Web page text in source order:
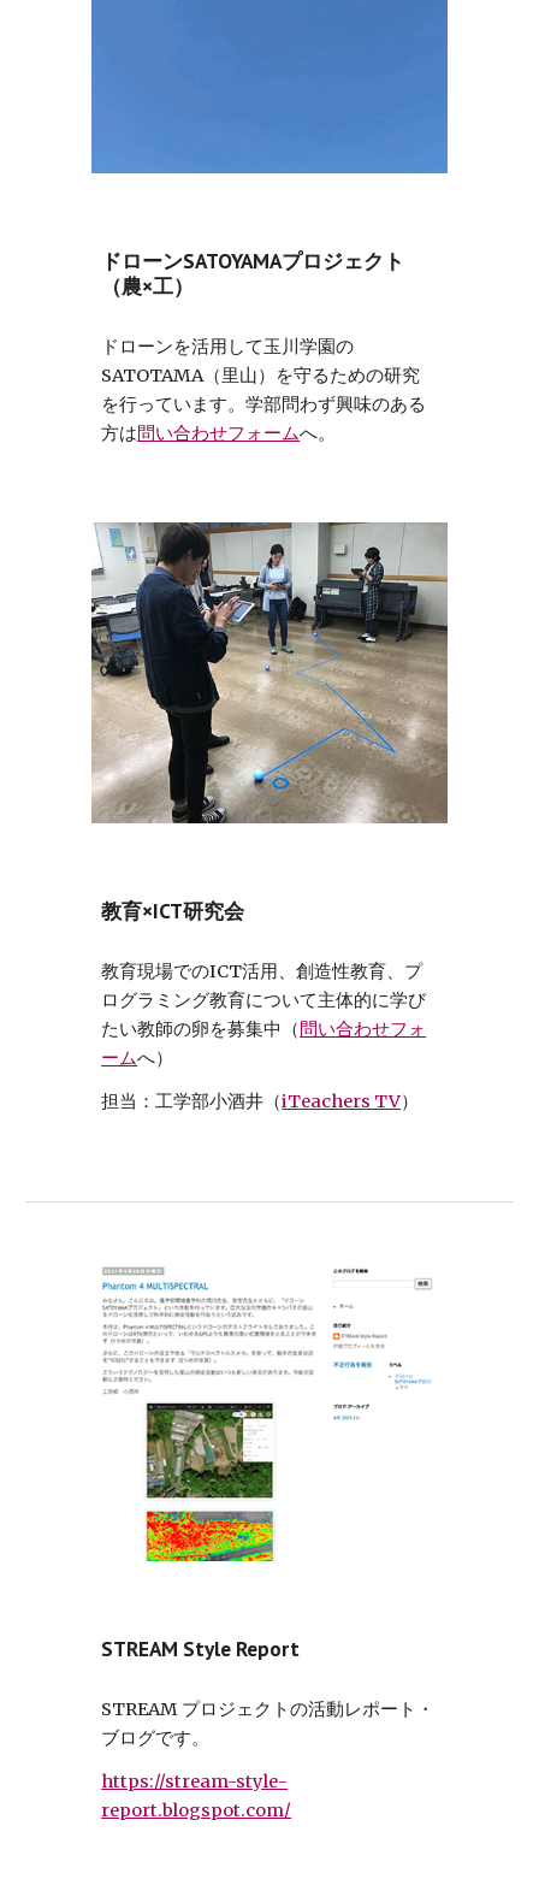
ドローンSATOYAMAプロジェクト
（農×工）
ドローンを活用して玉川学園の
SATOTAMA（里山）を守るための研究
を行っています。学部問わず興味のある
方は問い合わせフォームへ。
教育×ICT研究会
教育現場でのICT活用、創造性教育、プ
ログラミング教育について主体的に学び
たい教師の卵を募集中（問い合わせフォ
ームへ）
担当：工学部小酒井（iTeachers TV）
STREAM Style Report
STREAM プロジェクトの活動レポート・
ブログです。
https://stream-style-
report.blogspot.com/